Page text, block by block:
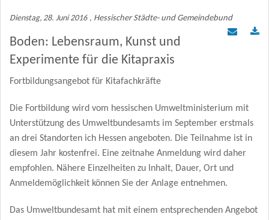
Dienstag, 28. Juni 2016 , Hessischer Städte- und Gemeindebund
Boden: Lebensraum, Kunst und
Experimente für die Kitapraxis
Fortbildungsangebot für Kitafachkräfte
Die Fortbildung wird vom hessischen Umweltministerium mit
Unterstützung des Umweltbundesamts im September erstmals
an drei Standorten ich Hessen angeboten. Die Teilnahme ist in
diesem Jahr kostenfrei. Eine zeitnahe Anmeldung wird daher
empfohlen. Nähere Einzelheiten zu Inhalt, Dauer, Ort und
Anmeldemöglichkeit können Sie der Anlage entnehmen.
Das Umweltbundesamt hat mit einem entsprechenden Angebot